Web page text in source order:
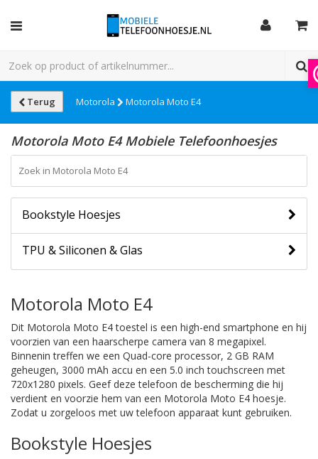
Terug Motorola Motorola Moto E4
Motorola Moto E4 Mobiele Telefoonhoesjes
Bookstyle Hoesjes
TPU & Siliconen & Glas
Motorola Moto E4
Dit Motorola Moto E4 toestel is een high-end smartphone en hij
voorzien van een haarscherpe camera van 8 megapixel.
Binnenin treffen we een Quad-core processor, 2 GB RAM
geheugen, 3000 mAh accu en een 5.0 inch touchscreen met
720x1280 pixels. Geef deze telefoon de bescherming die hij
verdient en voorzie hem van een Motorola Moto E4 hoesje.
Zodat u zorgeloos met uw telefoon apparaat kunt gebruiken.
Bookstyle Hoesjes